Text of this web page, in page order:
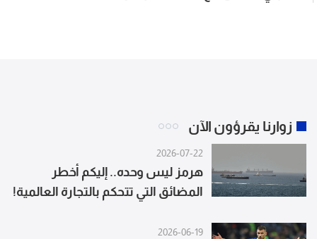
زوارنا يقرؤون الآن
2026-07-22
هرمز ليس وحده.. إليكم أخطر
المضائق التي تتحكم بالتجارة العالمية!
2026-06-19